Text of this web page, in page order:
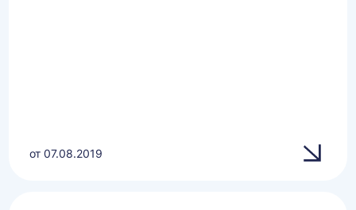
от 07.08.2019